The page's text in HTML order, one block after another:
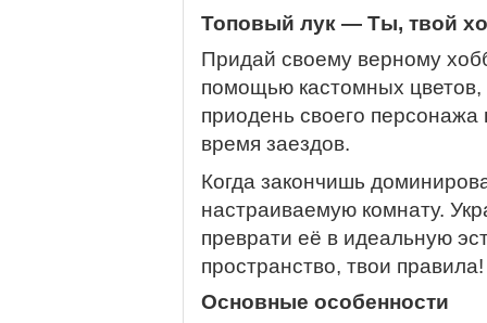
Топовый лук — Ты, твой
Придай своему верному
помощью кастомных
приодень своего персонажа
время заездов.
Когда закончишь
настраиваемую комнату.
преврати её в идеальную
пространство, твои правила!
Основные особенности